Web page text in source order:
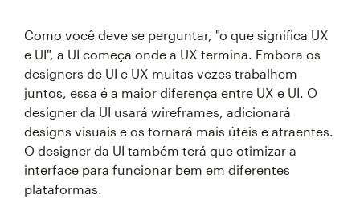
Como você deve se perguntar, "o que significa UX
e UI", a UI começa onde a UX termina. Embora os
designers de UI e UX muitas vezes trabalhem
juntos, essa é a maior diferença entre UX e UI. O
designer da UI usará wireframes, adicionará
designs visuais e os tornará mais úteis e atraentes.
O designer da UI também terá que otimizar a
interface para funcionar bem em diferentes
plataformas.